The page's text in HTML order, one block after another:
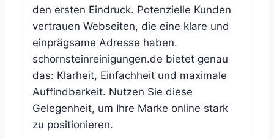
den ersten Eindruck. Potenzielle Kunden
vertrauen Webseiten, die eine klare und
einprägsame Adresse haben.
schornsteinreinigungen.de bietet genau
das: Klarheit, Einfachheit und maximale
Auffindbarkeit. Nutzen Sie diese
Gelegenheit, um Ihre Marke online stark
zu positionieren.